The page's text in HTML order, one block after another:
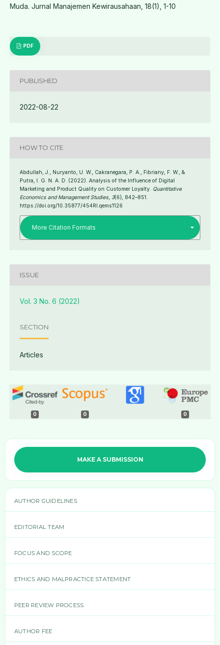
Muda. Jurnal Manajemen Kewirausahaan, 18(1), 1-10
PDF
PUBLISHED
2022-08-22
HOW TO CITE
Abdullah, J., Nuryanto, U. W., Cakranegara, P. A., Fibriany, F. W., &
Putra, I. G. N. A. D. (2022). Analysis of the Influence of Digital
Marketing and Product Quality on Customer Loyalty. Quantitative
Economics and Management Studies, 3(6), 842–851.
https://doi.org/10.35877/454RI.qems1126
More Citation Formats
ISSUE
Vol. 3 No. 6 (2022)
SECTION
Articles
0 0 0
MAKE A SUBMISSION
AUTHOR GUIDELINES
EDITORIAL TEAM
FOCUS AND SCOPE
ETHICS AND MALPRACTICE STATEMENT
PEER REVIEW PROCESS
AUTHOR FEE